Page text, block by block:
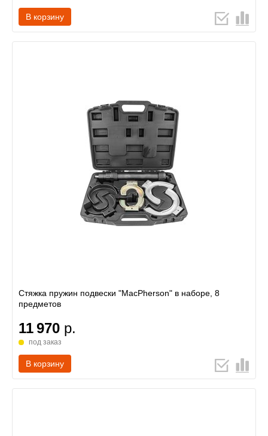
В корзину
Стяжка пружин подвески "MacPherson" в наборе, 8
предметов
11 970 р.
под заказ
В корзину